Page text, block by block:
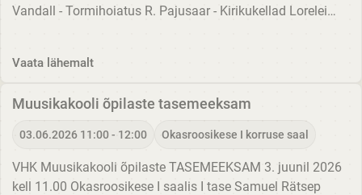
Vandall - Tormihoiatus R. Pajusaar - Kirikukellad Lorelei
Vaata lähemalt
Muusikakooli õpilaste tasemeeksam
03.06.2026 11:00 - 12:00 Okasroosikese I korruse saal
VHK Muusikakooli õpilaste TASEMEEKSAM 3. juunil 2026
kell 11.00 Okasroosikese I saalis I tase Samuel Rätsep